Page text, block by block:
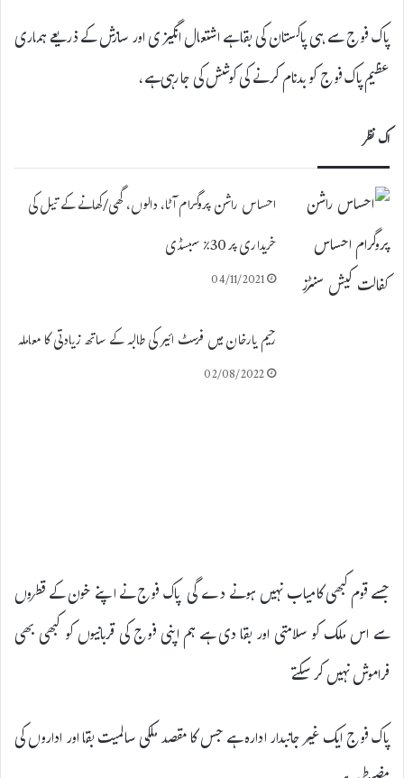
پاک فوج سے ہی پاکستان کی بقا ہے اشتعال انگیزی اور سازش کے ذریعے ہماری
عظیم پاک فوج کو بدنام کرنے کی کوشش کی جا رہی ہے،
اک نظر
احساس راشن پروگرام آٹا، دالوں، گھی/کھانے کے تیل کی
خریداری پر30% سبسڈی
04/11/2021
رحیم یارخان میں فرسٹ ائیر کی طالبہ کے ساتھ زیادتی کا معاملہ
02/08/2022
جسے قوم کبھی کامیاب نہیں ہونے دے گی پاک فوج نے اپنے خون کے قطروں
سے اس ملک کو سلامتی اور بقا دی ہے ہم اپنی فوج کی قربانیوں کو کبھی بھی
فراموش نہیں کر سکتے
پاک فوج ایک غیر جانبدار ادارہ ہے جس کا مقصد ملکی سالمیت بقا اور اداروں کی